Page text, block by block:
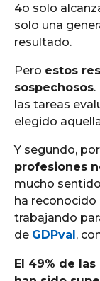
4o solo
solo una
resultado.
Pero estos
sospechosos.
las tareas
elegido
Y segundo,
profesiones
mucho
ha reconocido
trabajando
de GDPval ,
El 49% de